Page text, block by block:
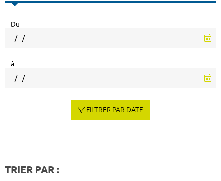
Du
à
FILTRER PAR DATE
TRIER PAR :